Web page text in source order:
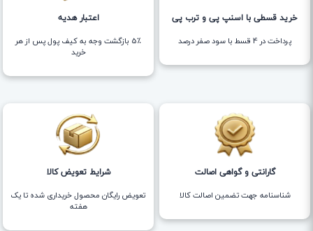
خرید قسطی با اسنپ پی و ترب پی
پرداخت در 4 قسط با سود صفر درصد
اعتبار هدیه
5٪ بازگشت وجه به کیف پول پس از هر
خرید
گارانتی و گواهی اصالت
شناسنامه جهت تضمین اصالت کالا
شرایط تعویض کالا
تعویض رایگان محصول خریداری شده تا یک
هفته